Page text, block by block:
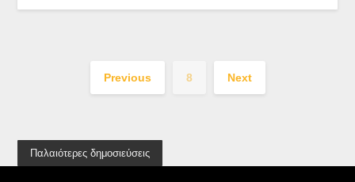
Previous 8 Next
Παλαιότερες δημοσιεύσεις